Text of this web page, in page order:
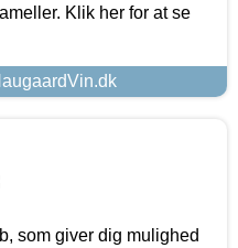
Klik her for at se
som giver dig mulighed